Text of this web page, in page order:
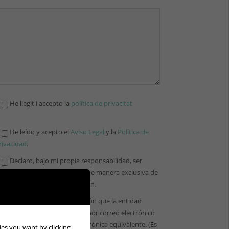
He llegit i accepto la política de privacitat
He leído y acepto elAviso Legal y la Política de
.
Declaro, bajo mi propia responsabilidad, ser
de 18 años y respondo de manera exclusiva de
la veracidad de dicha declaración.
Acepto recibir la información que la entidad
considere oportuno enviarme por correo electrónico
medio de comunicación electrónica equivalente. (Es